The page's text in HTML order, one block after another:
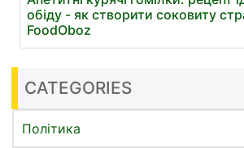
обіду - як створити соковиту
FoodOboz
CATEGORIES
Політика